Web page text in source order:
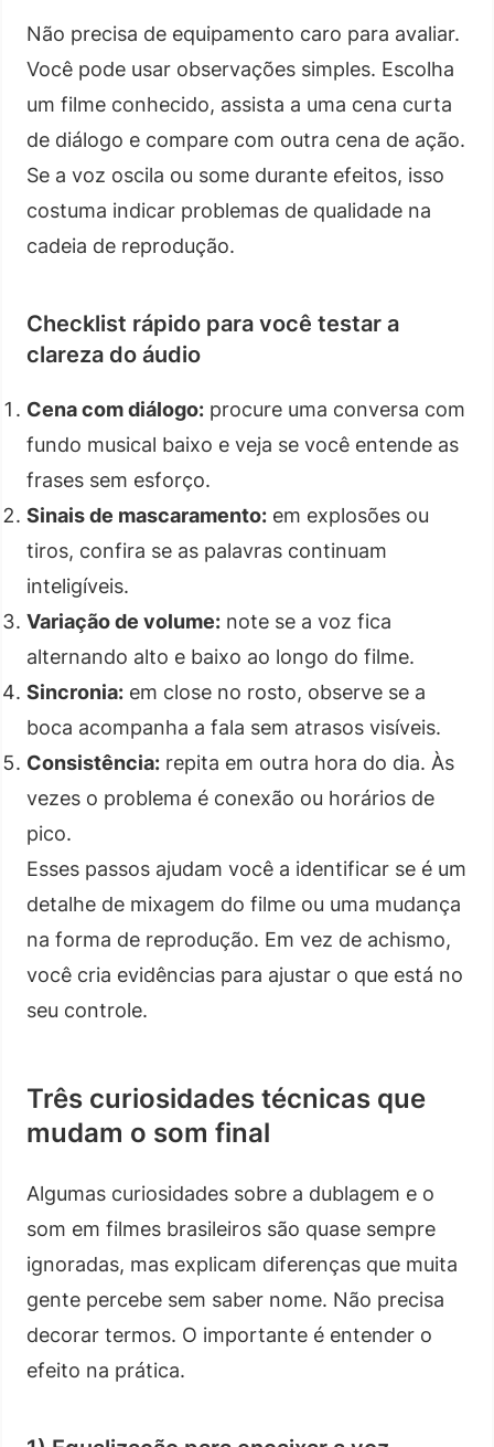
Não precisa de equipamento caro para avaliar.
Você pode usar observações simples. Escolha
um filme conhecido, assista a uma cena curta
de diálogo e compare com outra cena de ação.
Se a voz oscila ou some durante efeitos, isso
costuma indicar problemas de qualidade na
cadeia de reprodução.
Checklist rápido para você testar a
clareza do áudio
Cena com diálogo: procure uma conversa com
fundo musical baixo e veja se você entende as
frases sem esforço.
Sinais de mascaramento: em explosões ou
tiros, confira se as palavras continuam
inteligíveis.
Variação de volume: note se a voz fica
alternando alto e baixo ao longo do filme.
Sincronia: em close no rosto, observe se a
boca acompanha a fala sem atrasos visíveis.
Consistência: repita em outra hora do dia. Às
vezes o problema é conexão ou horários de
pico.
Esses passos ajudam você a identificar se é um
detalhe de mixagem do filme ou uma mudança
na forma de reprodução. Em vez de achismo,
você cria evidências para ajustar o que está no
seu controle.
Três curiosidades técnicas que
mudam o som final
Algumas curiosidades sobre a dublagem e o
som em filmes brasileiros são quase sempre
ignoradas, mas explicam diferenças que muita
gente percebe sem saber nome. Não precisa
decorar termos. O importante é entender o
efeito na prática.